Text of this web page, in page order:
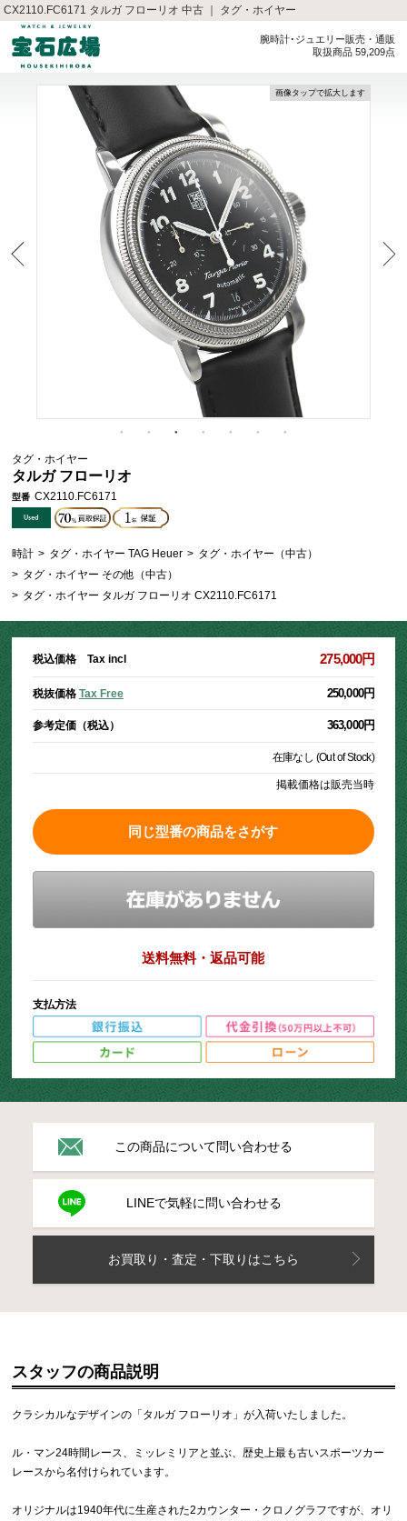
CX2110.FC6171 タルガ フローリオ 中古 ｜ タグ・ホイヤー
腕時計･ジュエリー販売・通販
取扱商品 59,209点
画像タップで拡大します
タグ・ホイヤー
タルガ フローリオ
型番 CX2110.FC6171
時計 > タグ・ホイヤー TAG Heuer > タグ・ホイヤー（中古）
> タグ・ホイヤー その他（中古）
> タグ・ホイヤー タルガ フローリオ CX2110.FC6171
税込価格 Tax incl 275,000円
税抜価格 Tax Free 250,000円
参考定価（税込） 363,000円
在庫なし (Out of Stock)
掲載価格は販売当時
同じ型番の商品をさがす
送料無料・返品可能
支払方法
この商品について問い合わせる
LINEで気軽に問い合わせる
お買取り・査定・下取りはこちら
スタッフの商品説明
クラシカルなデザインの「タルガ フローリオ」が入荷いたしました。
ル・マン24時間レース、ミッレミリアと並ぶ、歴史上最も古いスポーツカー
レースから名付けられています。
オリジナルは1940年代に生産された2カウンター・クロノグラフですが、オリ